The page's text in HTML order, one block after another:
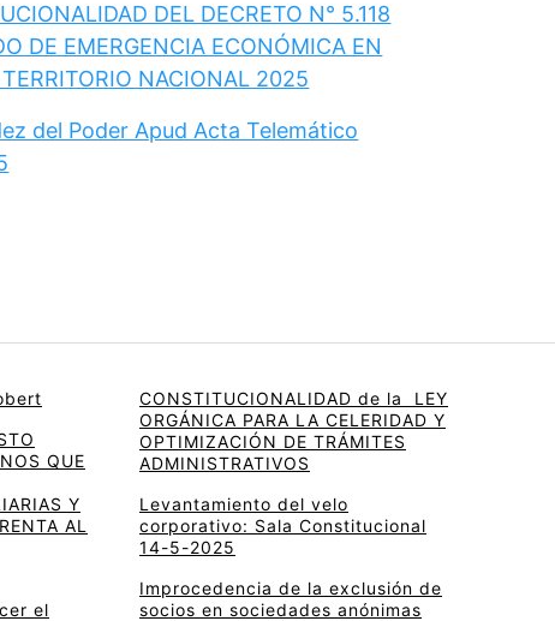
DEL DECRETO N° 5.118
DE EMERGENCIA ECONÓMICA EN
NACIONAL 2025
del Poder Apud Acta Telemático
QUE
Y
AL
el
CONSTITUCIONALIDAD de la LEY
ORGÁNICA PARA LA CELERIDAD Y
OPTIMIZACIÓN DE TRÁMITES
ADMINISTRATIVOS
Levantamiento del velo
corporativo: Sala Constitucional
14-5-2025
Improcedencia de la exclusión de
socios en sociedades anónimas